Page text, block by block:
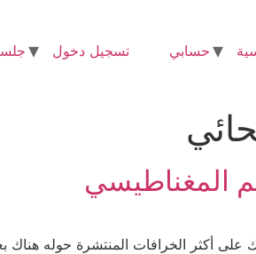
حسابي تسجيل دخول
المغناطيسي